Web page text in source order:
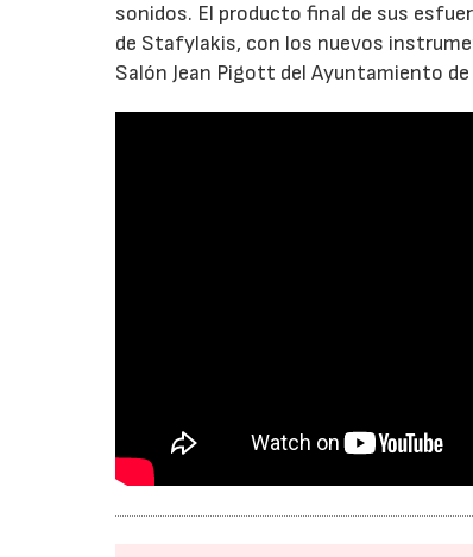
sonidos. El producto final de sus
de Stafylakis, con los nuevos
Salón Jean Pigott del Ayuntamiento